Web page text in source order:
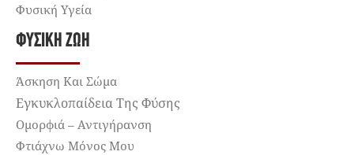
Φυσική Υγεία
ΦΥΣΙΚΉ ΖΩΉ
Άσκηση Και Σώμα
Εγκυκλοπαίδεια Της Φύσης
Ομορφιά – Αντιγήρανση
Φτιάχνω Μόνος Μου